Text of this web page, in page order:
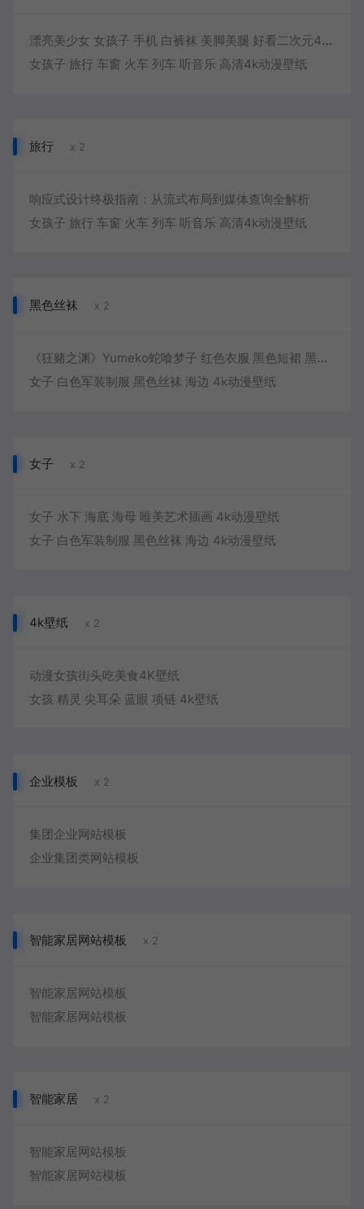
漂亮美少女 女孩子 手机 白裤袜 美脚美腿 好看二次元4k动漫壁纸
女孩子 旅行 车窗 火车 列车 听音乐 高清4k动漫壁纸
旅行 x 2
响应式设计终极指南：从流式布局到媒体查询全解析
女孩子 旅行 车窗 火车 列车 听音乐 高清4k动漫壁纸
黑色丝袜 x 2
《狂赌之渊》Yumeko蛇喰梦子 红色衣服 黑色短裙 黑色丝袜 4k动漫美女壁纸
女子 白色军装制服 黑色丝袜 海边 4k动漫壁纸
女子 x 2
女子 水下 海底 海母 唯美艺术插画 4k动漫壁纸
女子 白色军装制服 黑色丝袜 海边 4k动漫壁纸
4k壁纸 x 2
动漫女孩街头吃美食4K壁纸
女孩 精灵 尖耳朵 蓝眼 项链 4k壁纸
企业模板 x 2
集团企业网站模板
企业集团类网站模板
智能家居网站模板 x 2
智能家居网站模板
智能家居网站模板
智能家居 x 2
智能家居网站模板
智能家居网站模板